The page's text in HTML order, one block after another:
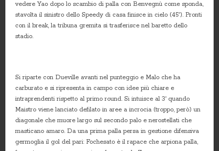
vedere Yao dopo lo scambio di palla con Benvegnù come sponda,
stavolta il sinistro dello Speedy di casa finisce in cielo (45′). Pronti
con il break, la tribuna gremita si trasferisce nel baretto dello
stadio.
Si riparte con Dueville avanti nel punteggio e Malo che ha
carburato e si ripresenta in campo con idee più chiare e
intraprendenti rispetto al primo round. Si intuisce al 3′ quando
Maistro viene lanciato defilato in aree a incrocia (troppo, però) un
diagonale che muore largo sul secondo palo e nerostellati che
masticano amaro. Da una prima palla persa in gestione difensiva
germoglia il gol del pari: Fochesato è il rapace che arpiona palla,